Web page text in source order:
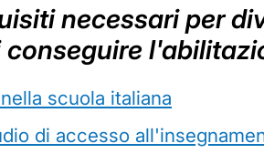
necessari per
scuola italiana
di accesso